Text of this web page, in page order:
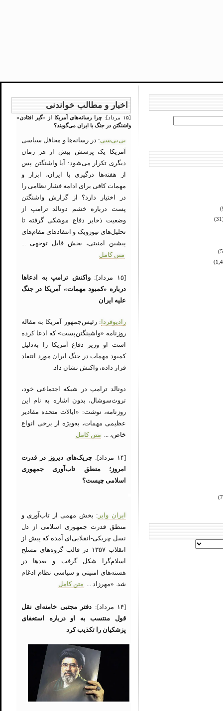
اخبار و مطالب خواندنی
[۱۵ مرداد]:
چرا رسانه‌های آمریکا از «گیر افتادن»
واشنگتن در جنگ با ایران می‌گویند؟
بی‌بی‌سی: در رسانه‌ها و محافل سیاسی
آمریکا یک پرسش بیش از هر زمان
دیگری تکرار می‌شود: آیا واشنگتن پس
از هفته‌ها درگیری با ایران، ابزار و
مهمات کافی برای ادامه فشار نظامی را
در اختیار دارد؟ از گزارش واشنگتن
پست درباره خشم دونالد ترامپ از
وضعیت ذخایر دفاع موشکی گرفته تا
تحلیل‌های نیوزویک و انتقادهای مقام‌های
پیشین امنیتی، بخش قابل توجهی ...
متن کامل
[۱۵ مرداد]:
واکنش ترامپ به ادعاها
درباره «کمبود مهمات» آمریکا در جنگ
علیه ایران
رادیوفردا : رئیس‌جمهور آمریکا به مقاله
روزنامه «واشینگتن‌پست» که ادعا کرده
است او وزیر دفاع آمریکا را به‌دلیل
کمبود مهمات در جنگ ایران مورد انتقاد
قرار داده، واکنش نشان داد.
دونالد ترامپ در شبکه اجتماعی خود،
تروث‌سوشال، بدون اشاره به نام این
روزنامه، نوشت: «ایالات متحده مقادیر
عظیمی مهمات، به‌ویژه از برخی انواع
خاص، ... متن کامل
[۱۴ مرداد]:
چریک‌های دیروز در قدرت
امروز؛ منطق تاب‌آوری جمهوری
اسلامی چیست؟
ایران وایر : بخش مهمی از تاب‌آوری و
منطق قدرت جمهوری اسلامی از دل
نسل چریکی-انقلابی‌ای آمده که پیش از
انقلاب ۱۳۵۷ در قالب گروه‌های مسلح
اسلام‌گرا شکل گرفت و بعدها در
هسته‌های امنیتی و سیاسی نظام ادغام
شد. «مهرزاد ... متن کامل
[۱۴ مرداد]:
دفتر مجتبی خامنه‌ای نقل
قول منتسب به او درباره استعفای
پزشکیان را تکذیب کرد